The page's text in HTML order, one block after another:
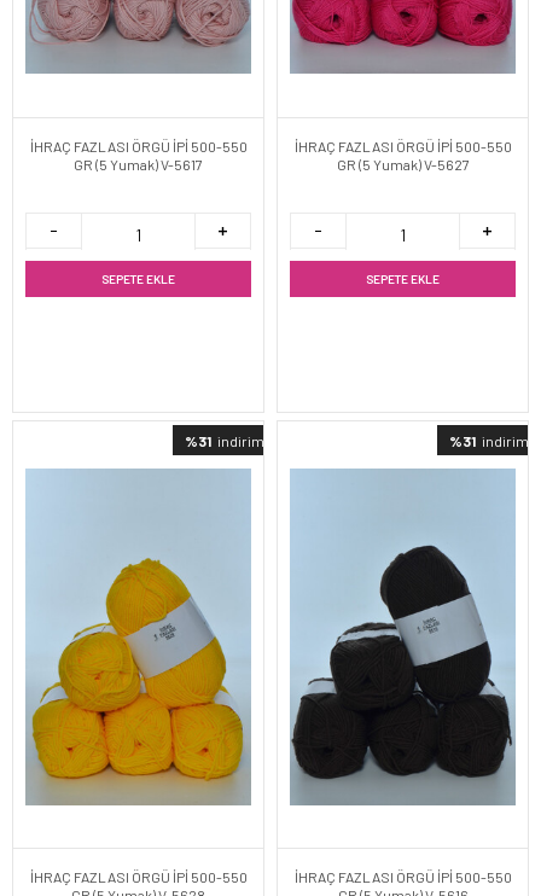
İHRAÇ FAZLASI ÖRGÜ İPİ 500-550
GR (5 Yumak) V-5617
SEPETE EKLE
İHRAÇ FAZLASI ÖRGÜ İPİ 500-550
GR (5 Yumak) V-5627
SEPETE EKLE
%31 indirimli
İHRAÇ FAZLASI ÖRGÜ İPİ 500-550
%31 indirimli
İHRAÇ FAZLASI ÖRGÜ İPİ 500-550